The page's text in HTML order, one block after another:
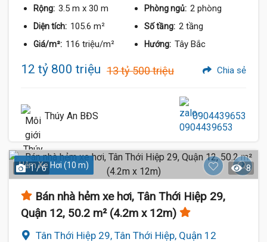
Rộng: 3.5 m x 30 m Phòng ngủ: 2 phòng
Diện tích: 105.6 m² Số tầng: 2 tầng
Giá/m²: 116 triệu/m² Hướng: Tây Bắc
12 tỷ 800 triệu 13 tỷ 500 triệu Chia sẻ
Thúy An BĐS 0904439653
Hẻm Xe Hơi (10 m)
1 / 6 8
Bán nhà hẻm xe hơi, Tân Thới Hiệp 29,
Quận 12, 50.2 m² (4.2m x 12m)
Tân Thới Hiệp 29, Tân Thới Hiệp, Quận 12